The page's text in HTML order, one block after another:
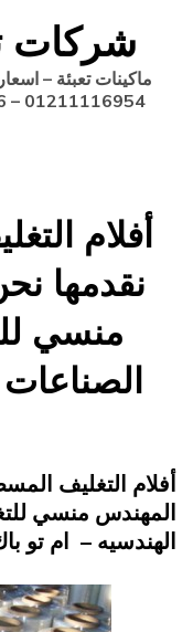
content
شركات
ماكينات تعبئة –
01211116954 – 01211116956 – 01211116958
أفلام
نقدمها
منسي
أفلام التغليف
المهندس منسي
الهندسيه – ام تو